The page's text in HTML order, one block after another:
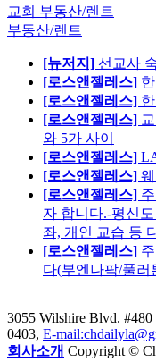
교회 부동산/렌트
부동산/렌트
[뉴저지] 선교사
[로스앤젤레스]
[로스앤젤레스]
[로스앤젤레스]
와 5가 사이
[로스앤젤레스]
[로스앤젤레스]
[로스앤젤레스]
자 합니다.-평신
좌, 개인 교습 등
[로스앤젤레스]
다(부엔나팍/풀러
3055 Wilshire Blvd.
0403, E-
회사소개 Copyright ©